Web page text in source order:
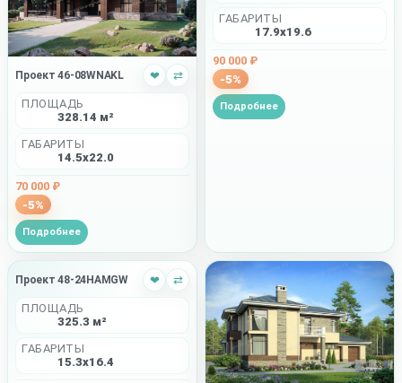
Проект 46-08WNAKL ❤ ⇄
ПЛОЩАДЬ
328.14 м²
ГАБАРИТЫ
14.5x22.0
70 000 ₽
-5%
Подробнее
ГАБАРИТЫ
17.9x19.6
90 000 ₽
-5%
Подробнее
Проект 48-24HAMGW ❤ ⇄
ПЛОЩАДЬ
325.3 м²
ГАБАРИТЫ
15.3x16.4